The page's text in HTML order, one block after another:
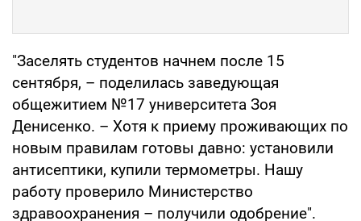
"Заселять студентов начнем после 15
сентября, – поделилась заведующая
общежитием №17 университета Зоя
Денисенко. – Хотя к приему проживающих по
новым правилам готовы давно: установили
антисептики, купили термометры. Нашу
работу проверило Министерство
здравоохранения – получили одобрение".